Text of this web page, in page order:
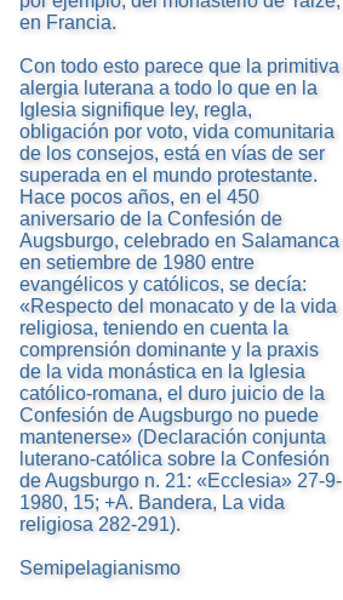
en Francia.
Con todo esto parece que la primitiva
alergia luterana a todo lo que en la
Iglesia signifique ley, regla,
obligación por voto, vida comunitaria
de los consejos, está en vías de ser
superada en el mundo protestante.
Hace pocos años, en el 450
aniversario de la Confesión de
Augsburgo, celebrado en Salamanca
en setiembre de 1980 entre
evangélicos y católicos, se decía:
«Respecto del monacato y de la vida
religiosa, teniendo en cuenta la
comprensión dominante y la praxis
de la vida monástica en la Iglesia
católico-romana, el duro juicio de la
Confesión de Augsburgo no puede
mantenerse» (Declaración conjunta
luterano-católica sobre la Confesión
de Augsburgo n. 21: «Ecclesia» 27-9-
1980, 15; +A. Bandera, La vida
religiosa 282-291).
Semipelagianismo